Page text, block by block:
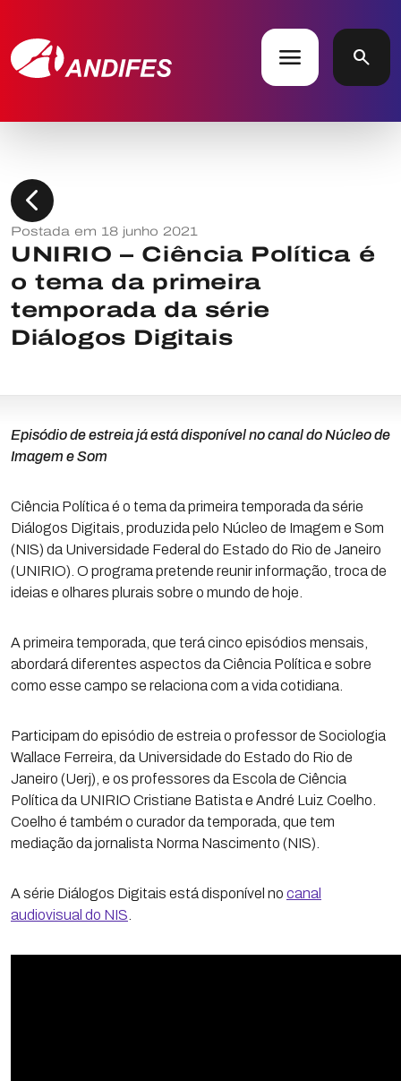
menu search
chevron_left
Postada em 18 junho 2021
UNIRIO – Ciência Política é
o tema da primeira
temporada da série
Diálogos Digitais
Episódio de estreia já está disponível no canal do Núcleo de
Imagem e Som
Ciência Política é o tema da primeira temporada da série
Diálogos Digitais, produzida pelo Núcleo de Imagem e Som
(NIS) da Universidade Federal do Estado do Rio de Janeiro
(UNIRIO). O programa pretende reunir informação, troca de
ideias e olhares plurais sobre o mundo de hoje.
A primeira temporada, que terá cinco episódios mensais,
abordará diferentes aspectos da Ciência Política e sobre
como esse campo se relaciona com a vida cotidiana.
Participam do episódio de estreia o professor de Sociologia
Wallace Ferreira, da Universidade do Estado do Rio de
Janeiro (Uerj), e os professores da Escola de Ciência
Política da UNIRIO Cristiane Batista e André Luiz Coelho.
Coelho é também o curador da temporada, que tem
mediação da jornalista Norma Nascimento (NIS).
A série Diálogos Digitais está disponível no canal
audiovisual do NIS